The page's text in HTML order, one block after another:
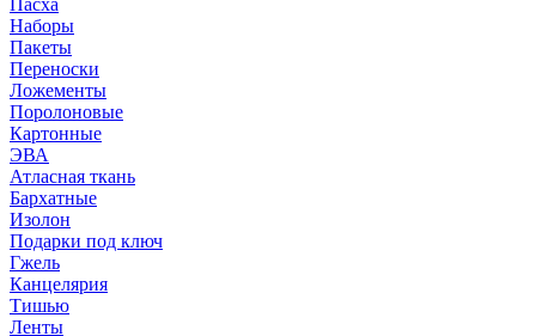
Пасха
Наборы
Пакеты
Переноски
Ложементы
Поролоновые
Картонные
ЭВА
Атласная ткань
Бархатные
Изолон
Подарки под ключ
Гжель
Канцелярия
Тишью
Ленты